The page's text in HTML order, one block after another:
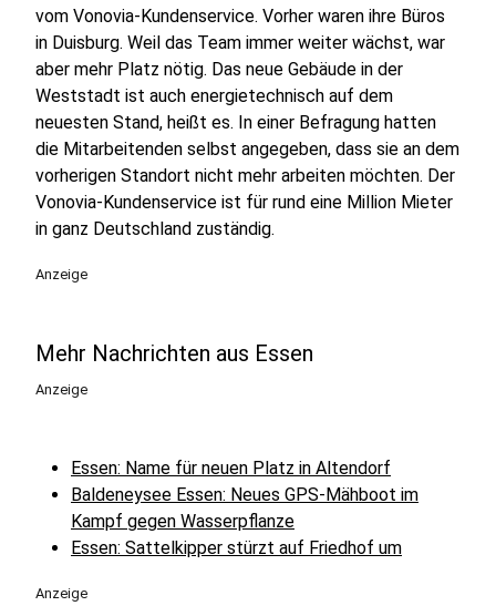
vom Vonovia-Kundenservice. Vorher waren ihre Büros
in Duisburg. Weil das Team immer weiter wächst, war
aber mehr Platz nötig. Das neue Gebäude in der
Weststadt ist auch energietechnisch auf dem
neuesten Stand, heißt es. In einer Befragung hatten
die Mitarbeitenden selbst angegeben, dass sie an dem
vorherigen Standort nicht mehr arbeiten möchten. Der
Vonovia-Kundenservice ist für rund eine Million Mieter
in ganz Deutschland zuständig.
Anzeige
Mehr Nachrichten aus Essen
Anzeige
Essen: Name für neuen Platz in Altendorf
Baldeneysee Essen: Neues GPS-Mähboot im
Kampf gegen Wasserpflanze
Essen: Sattelkipper stürzt auf Friedhof um
Anzeige